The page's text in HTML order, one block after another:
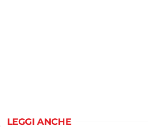
LEGGI ANCHE